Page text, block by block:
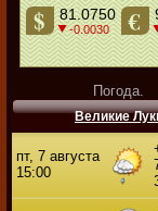
Погода.
Великие